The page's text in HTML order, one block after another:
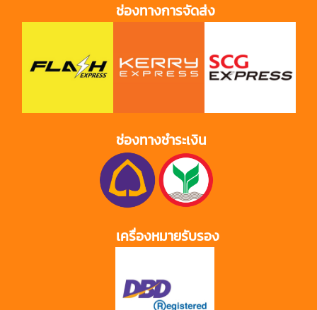
ช่องทางการจัดส่ง
ช่องทางชำระเงิน
เครื่องหมายรับรอง